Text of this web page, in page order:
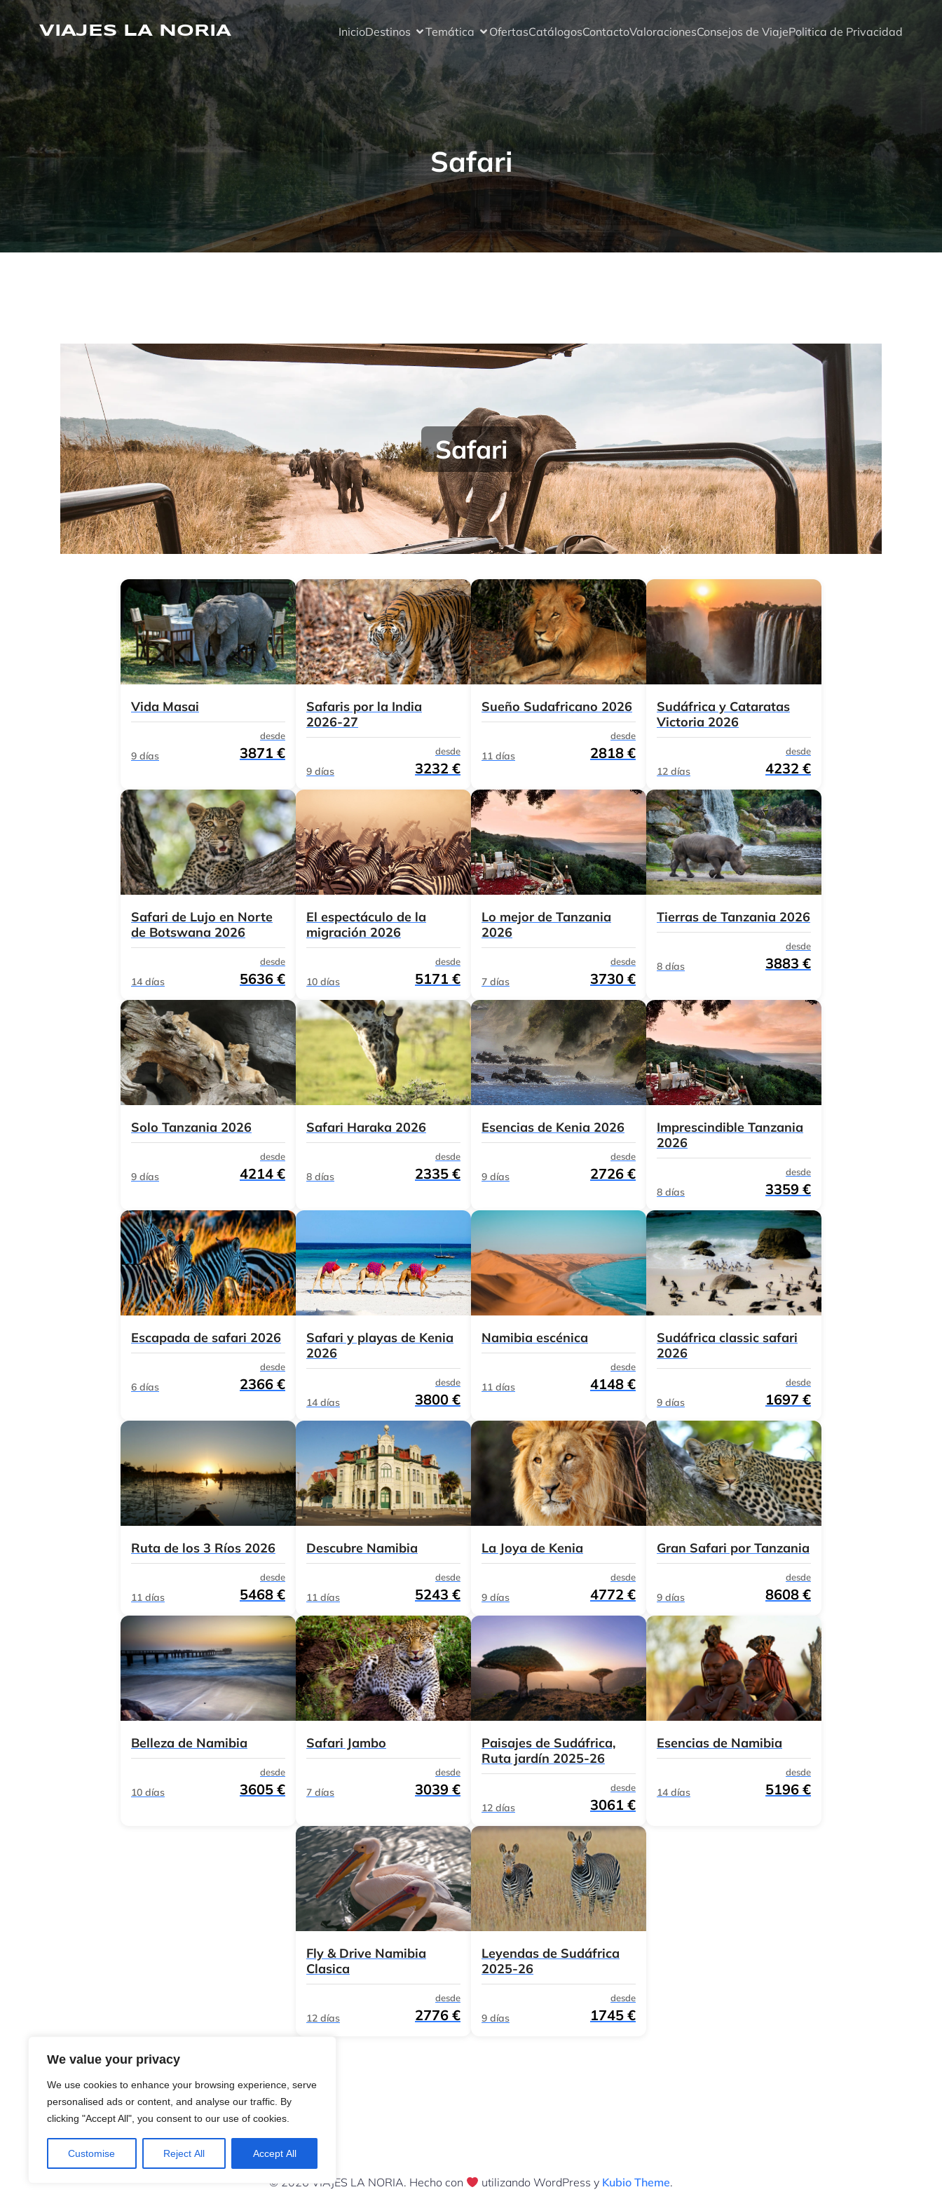
We value your privacy
We use cookies to enhance your browsing experience, serve
personalised ads or content, and analyse our traffic. By
clicking "Accept All", you consent to our use of cookies.
Customise Reject All Accept All
Saltar
al
contenidoVIAJES LA NORIA InicioDestinos Temática OfertasCatálogosContactoValoracionesConsejos de ViajePolitica de Privacidad
Safari
Safari
Vida Masai
9 días
desde
3871 €
Safaris por la India
2026-27
9 días
desde
3232 €
Sueño Sudafricano 2026
11 días
desde
2818 €
Sudáfrica y Cataratas
Victoria 2026
12 días
desde
4232 €
Safari de Lujo en Norte
de Botswana 2026
14 días
desde
5636 €
El espectáculo de la
migración 2026
10 días
desde
5171 €
Lo mejor de Tanzania
2026
7 días
desde
3730 €
Tierras de Tanzania 2026
8 días
desde
3883 €
Solo Tanzania 2026
9 días
desde
4214 €
Safari Haraka 2026
8 días
desde
2335 €
Esencias de Kenia 2026
9 días
desde
2726 €
Imprescindible Tanzania
2026
8 días
desde
3359 €
Escapada de safari 2026
6 días
desde
2366 €
Safari y playas de Kenia
2026
14 días
desde
3800 €
Namibia escénica
11 días
desde
4148 €
Sudáfrica classic safari
2026
9 días
desde
1697 €
Ruta de los 3 Ríos 2026
11 días
desde
5468 €
Descubre Namibia
11 días
desde
5243 €
La Joya de Kenia
9 días
desde
4772 €
Gran Safari por Tanzania
9 días
desde
8608 €
Belleza de Namibia
10 días
desde
3605 €
Safari Jambo
7 días
desde
3039 €
Paisajes de Sudáfrica,
Ruta jardín 2025-26
12 días
desde
3061 €
Esencias de Namibia
14 días
desde
5196 €
Fly & Drive Namibia
Clasica
12 días
desde
2776 €
Leyendas de Sudáfrica
2025-26
9 días
desde
1745 €
© 2026 VIAJES LA NORIA. Hecho con utilizando WordPress y Kubio Theme.